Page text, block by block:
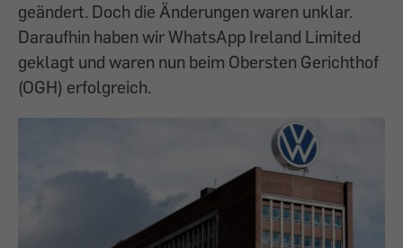
geändert. Doch die Änderungen waren unklar.
Daraufhin haben wir WhatsApp Ireland Limited
geklagt und waren nun beim Obersten Gerichthof
(OGH) erfolgreich.